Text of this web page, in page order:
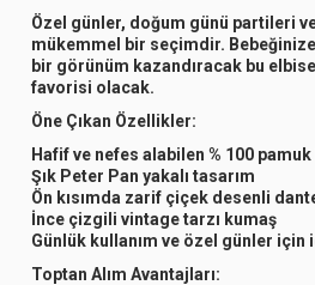
Özel günler, doğum günü partileri
mükemmel bir seçimdir.
bir görünüm kazandıracak bu
favorisi olacak.
Öne Çıkan Özellikler:
Hafif ve nefes alabilen % 100
Şık Peter Pan yakalı tasarım
Ön kısımda zarif çiçek desenli
İnce çizgili vintage tarzı kumaş
Günlük kullanım ve özel günler için
Toptan Alım Avantajları: